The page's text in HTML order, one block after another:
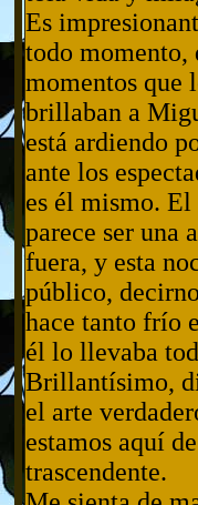
Es
todo momento,
momentos que
brillaban a
está ardiendo
ante los
es él mismo. El
parece ser una
fuera, y esta
público,
hace tanto frío
él lo llevaba
Brillantísimo,
el arte
estamos aquí
trascendente.